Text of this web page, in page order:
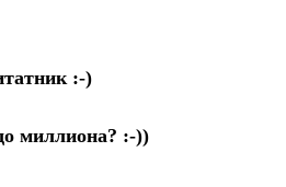
:-)
миллиона? :-))